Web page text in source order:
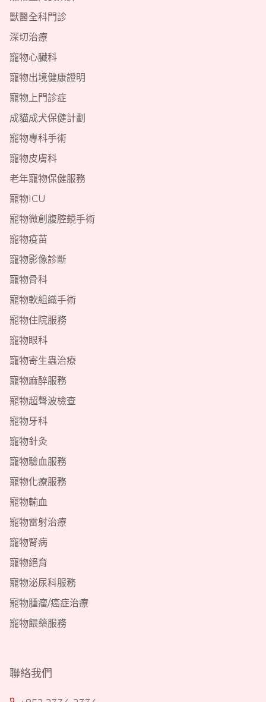
獸醫全科門診
深切治療
寵物心臟科
寵物出境健康證明
寵物上門診症
成貓成犬保健計劃
寵物專科手術
寵物皮膚科
老年寵物保健服務
寵物ICU
寵物微創腹腔鏡手術
寵物疫苗
寵物影像診斷
寵物骨科
寵物軟組織手術
寵物住院服務
寵物眼科
寵物寄生蟲治療
寵物麻醉服務
寵物超聲波檢查
寵物牙科
寵物針灸
寵物驗血服務
寵物化療服務
寵物輸血
寵物雷射治療
寵物腎病
寵物絕育
寵物泌尿科服務
寵物腫瘤/癌症治療
寵物餵藥服務
聯絡我們